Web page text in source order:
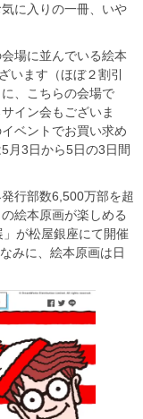
に入りの一冊、いや
場に並んでいる絵本
います（ほぼ２割引
、こちらの会場で
イン会もございま
ベントでお買い求め
月3日から5日の3日間
行部数6,500万部を超
絵本原画が楽しめる
が松屋銀座にて開催
みに、絵本原画は日